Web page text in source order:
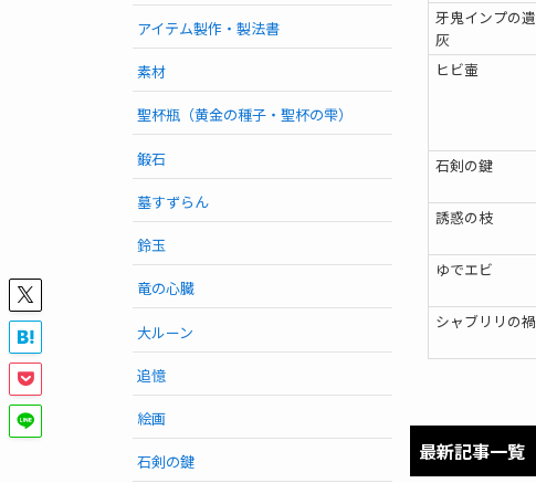
牙鬼インプの遺
灰
ヒビ壷
石剣の鍵
誘惑の枝
ゆでエビ
シャブリリの禍
最新記事一覧
アイテム製作・製法書
素材
聖杯瓶（黄金の種子・聖杯の雫）
鍛石
墓すずらん
鈴玉
竜の心臓
大ルーン
追憶
絵画
石剣の鍵